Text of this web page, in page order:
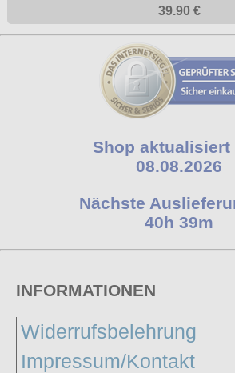
39.90 €
Shop aktualisiert
08.08.2026
Nächste
40h 39m
INFORMATIONEN
Widerrufsbelehrung
Impressum/Kontakt